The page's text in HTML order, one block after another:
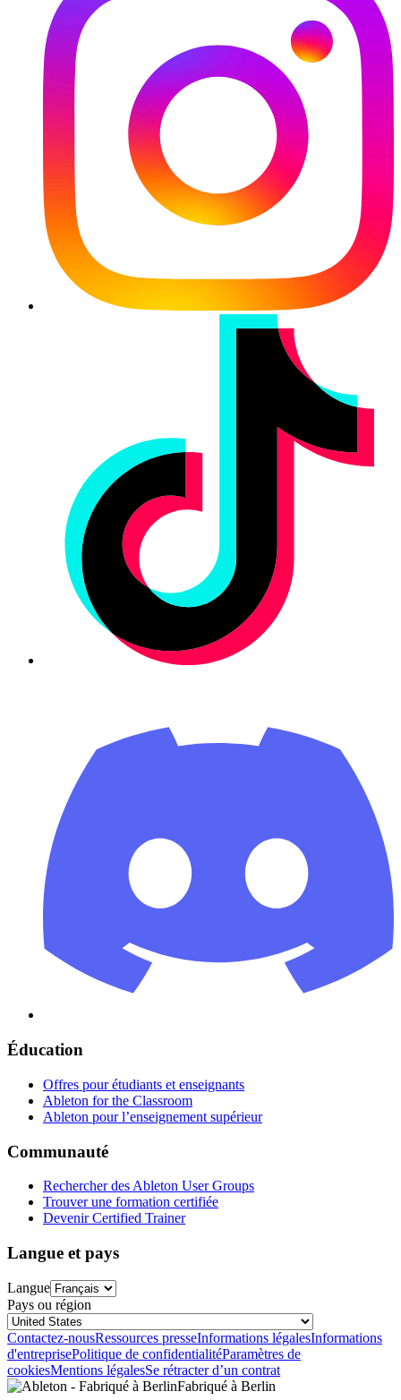
Éducation
Offres pour étudiants et enseignants
Ableton for the Classroom
Ableton pour l’enseignement supérieur
Communauté
Rechercher des Ableton User Groups
Trouver une formation certifiée
Devenir Certified Trainer
Langue et pays
Langue
Pays ou région
Contactez-nousRessources presseInformations légalesInformations
d'entreprisePolitique de confidentialitéParamètres de
cookiesMentions légalesSe rétracter d’un contrat
Fabriqué à Berlin